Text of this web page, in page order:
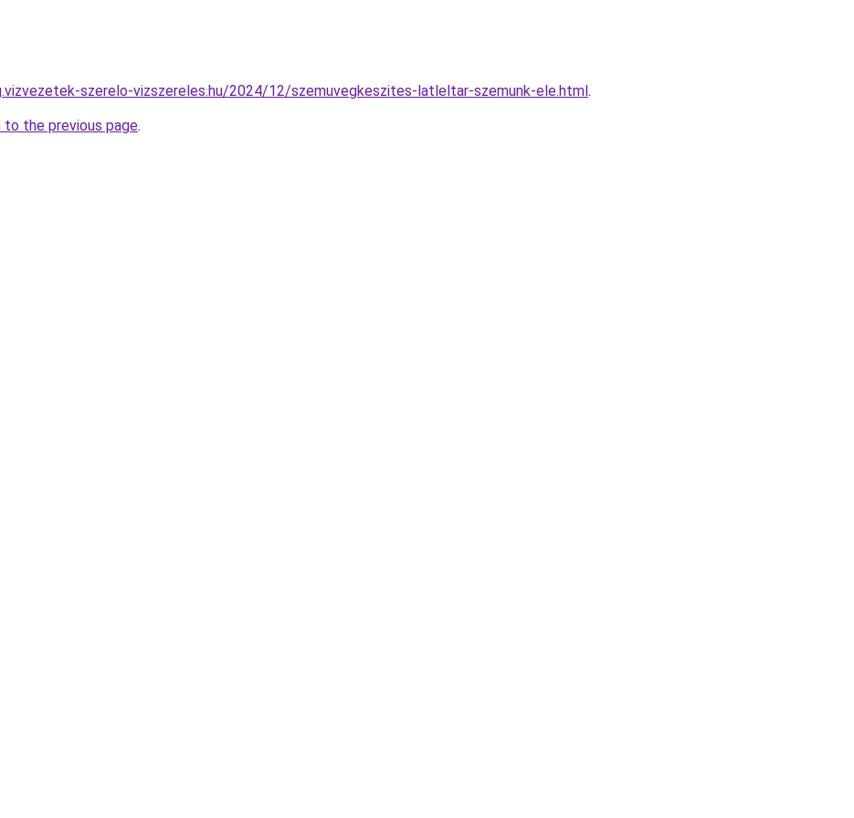
szerelo-vizszereles.hu/2024/12/szemuvegkeszites-latleltar-szemunk-ele.html.
to the previous page.